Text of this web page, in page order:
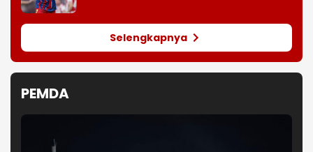
Selengkapnya
PEMDA